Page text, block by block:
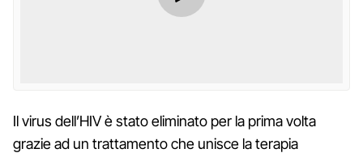
Il virus dell’HIV è stato eliminato per la prima volta
grazie ad un trattamento che unisce la terapia